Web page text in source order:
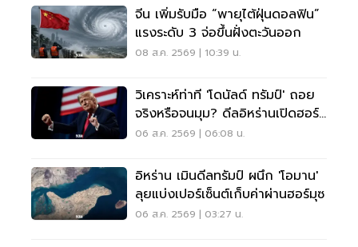
จีน เพิ่มรับมือ “พายุไต้ฝุ่นดอลฟิน”
แรงระดับ 3 จ่อขึ้นฝั่งตะวันออก
08 ส.ค. 2569 | 10:39 น.
วิเคราะห์ท่าที 'โดนัลด์ ทรัมป์' ถอย
จริงหรือจนมุม? ดีลอิหร่านเปิดฮอร์
มุซ
06 ส.ค. 2569 | 06:08 น.
อิหร่าน เมินดีลทรัมป์ ผนึก 'โอมาน'
ลุยแบ่งเปอร์เซ็นต์เก็บค่าผ่านฮอร์มุซ
06 ส.ค. 2569 | 03:27 น.